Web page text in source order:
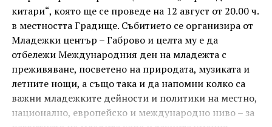
китари“, която ще се проведе на 12 август от 20.00 ч.
в местността Градище. Събитието се организира от
Младежки център – Габрово и целта му е да
отбележи Международния ден на младежта с
преживяване, посветено на природата, музиката и
летните нощи, а също така и да напомни колко са
важни младежките дейности и политики на местно,
национално, европейско и международно ниво – за